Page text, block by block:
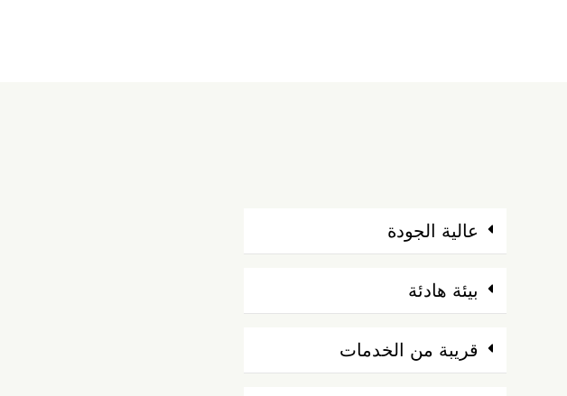
عالية الجودة
بيئة هادئة
قريبة من الخدمات